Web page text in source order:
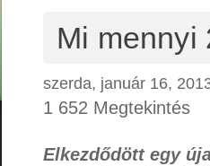
Mi mennyi
szerda, január 16,
1 652 Megtekintés
Elkezdődött egy